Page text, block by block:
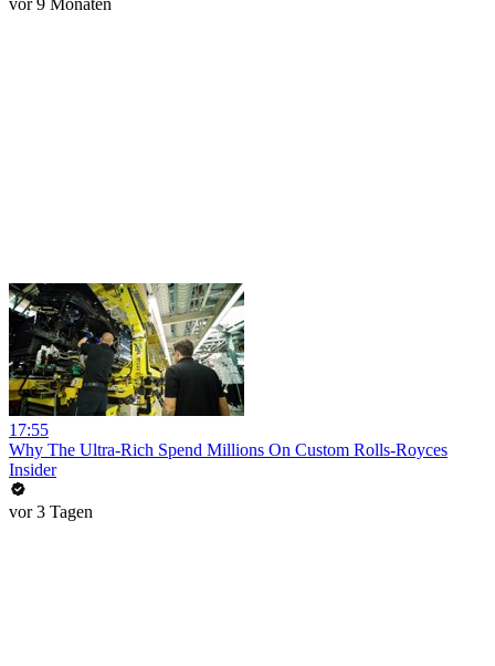
vor 9 Monaten
17:55
Why The Ultra-Rich Spend Millions On Custom Rolls-Royces
Insider
vor 3 Tagen